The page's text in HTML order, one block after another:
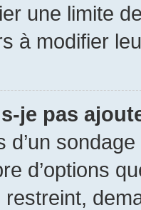
une limite
à modifier
je pas
d’un
d’options